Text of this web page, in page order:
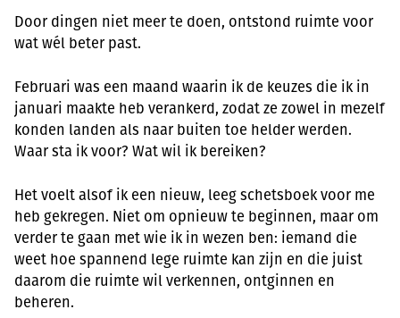
Door dingen niet meer te doen, ontstond ruimte voor
wat wél beter past.
Februari was een maand waarin ik de keuzes die ik in
januari maakte heb verankerd, zodat ze zowel in mezelf
konden landen als naar buiten toe helder werden.
Waar sta ik voor? Wat wil ik bereiken?
Het voelt alsof ik een nieuw, leeg schetsboek voor me
heb gekregen. Niet om opnieuw te beginnen, maar om
verder te gaan met wie ik in wezen ben: iemand die
weet hoe spannend lege ruimte kan zijn en die juist
daarom die ruimte wil verkennen, ontginnen en
beheren.